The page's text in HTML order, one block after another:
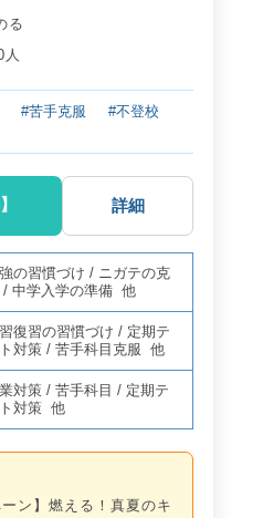
る
#苦手克服
#不登校
詳細
の習慣づけ /ニガテの克
/中学入学の準備 他
復習の習慣づけ /定期テ
対策 /苦手科目克服 他
対策 /苦手科目 /定期テ
対策 他
ーン】燃える！真夏のキ